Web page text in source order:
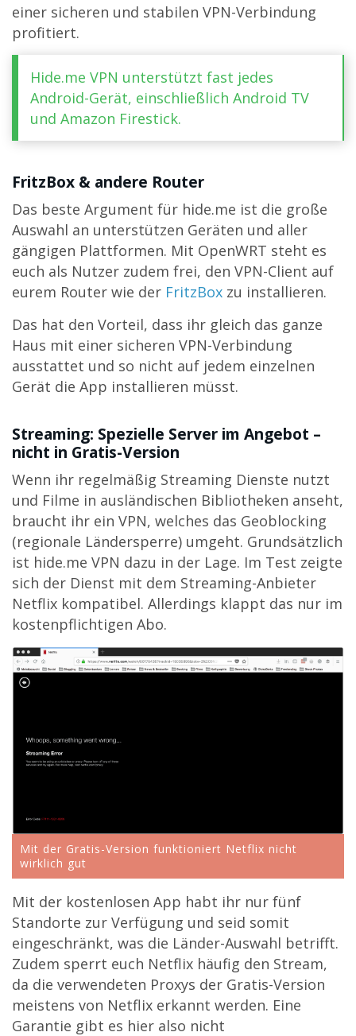
einer sicheren und stabilen VPN-Verbindung
profitiert.
Hide.me VPN unterstützt fast jedes
Android-Gerät, einschließlich Android TV
und Amazon Firestick.
FritzBox & andere Router
Das beste Argument für hide.me ist die große
Auswahl an unterstützen Geräten und aller
gängigen Plattformen. Mit OpenWRT steht es
euch als Nutzer zudem frei, den VPN-Client auf
eurem Router wie der FritzBox zu installieren.
Das hat den Vorteil, dass ihr gleich das ganze
Haus mit einer sicheren VPN-Verbindung
ausstattet und so nicht auf jedem einzelnen
Gerät die App installieren müsst.
Streaming: Spezielle Server im Angebot –
nicht in Gratis-Version
Wenn ihr regelmäßig Streaming Dienste nutzt
und Filme in ausländischen Bibliotheken anseht,
braucht ihr ein VPN, welches das Geoblocking
(regionale Ländersperre) umgeht. Grundsätzlich
ist hide.me VPN dazu in der Lage. Im Test zeigte
sich der Dienst mit dem Streaming-Anbieter
Netflix kompatibel. Allerdings klappt das nur im
kostenpflichtigen Abo.
Mit der Gratis-Version funktioniert Netflix nicht
wirklich gut
Mit der kostenlosen App habt ihr nur fünf
Standorte zur Verfügung und seid somit
eingeschränkt, was die Länder-Auswahl betrifft.
Zudem sperrt euch Netflix häufig den Stream,
da die verwendeten Proxys der Gratis-Version
meistens von Netflix erkannt werden. Eine
Garantie gibt es hier also nicht